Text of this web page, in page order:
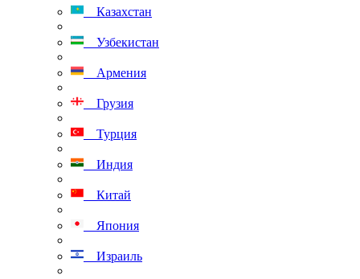
Казахстан
Узбекистан
Армения
Грузия
Турция
Индия
Китай
Япония
Израиль